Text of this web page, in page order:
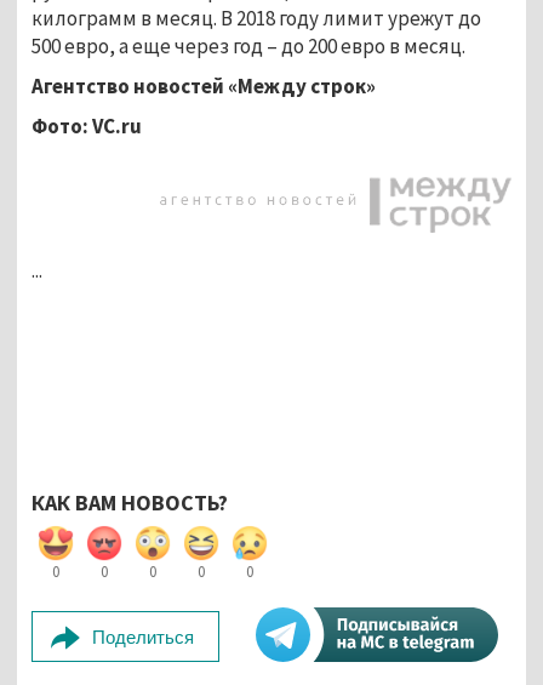
килограмм в месяц. В 2018 году лимит урежут до
500 евро, а еще через год – до 200 евро в месяц.
Агентство новостей «Между строк»
Фото:VC.ru
...
КАК ВАМ НОВОСТЬ?
0 0 0 0 0
Поделиться